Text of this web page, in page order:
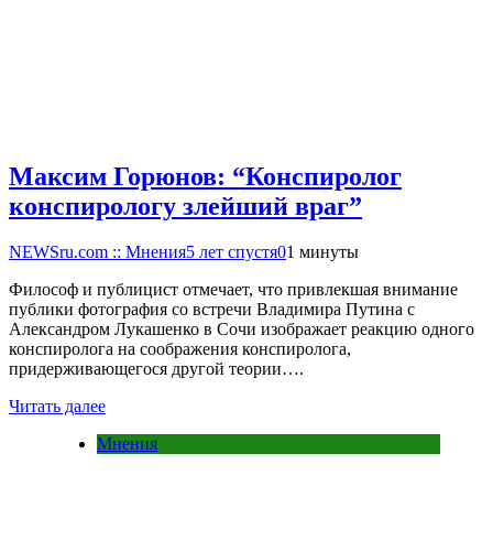
Максим Горюнов: “Конспиролог
конспирологу злейший враг”
NEWSru.com :: Мнения5 лет спустя01 минуты
Философ и публицист отмечает, что привлекшая внимание
публики фотография со встречи Владимира Путина с
Александром Лукашенко в Сочи изображает реакцию одного
конспиролога на соображения конспиролога,
придерживающегося другой теории….
Читать далее
Мнения